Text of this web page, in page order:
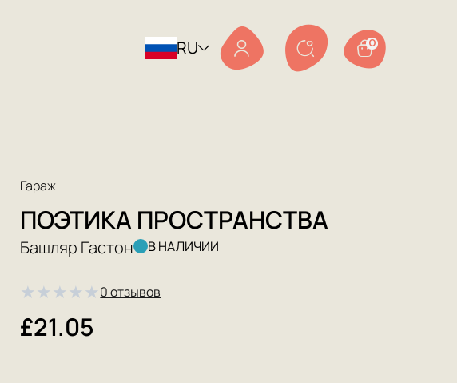
RU 0
Гараж
ПОЭТИКА ПРОСТРАНСТВА
Башляр Гастон В НАЛИЧИИ
★★★★★0 отзывов
£21.05